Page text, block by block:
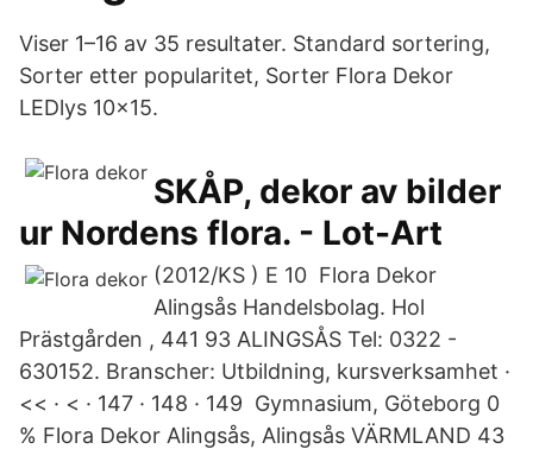
Viser 1–16 av 35 resultater. Standard sortering,
Sorter etter popularitet, Sorter Flora Dekor
LEDlys 10×15.
SKÅP, dekor av bilder
ur Nordens flora. - Lot-Art
(2012/KS ) E 10 Flora Dekor
Alingsås Handelsbolag. Hol
Prästgården , 441 93 ALINGSÅS Tel: 0322 -
630152. Branscher: Utbildning, kursverksamhet ·
<< · < · 147 · 148 · 149 Gymnasium, Göteborg 0
% Flora Dekor Alingsås, Alingsås VÄRMLAND 43